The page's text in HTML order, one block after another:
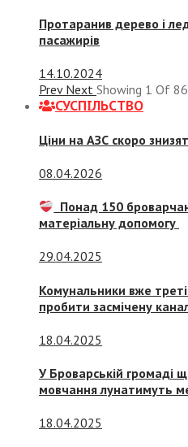
Протаранив дерево і
пасажирів
14.10.2024
Prev Next Showing 1 Of 86
СУСПIЛЬСТВО
Ціни на АЗС скоро
08.04.2026
Понад 150
матеріальну допомогу
29.04.2025
Комунальники вже
пробити засмічену
18.04.2025
У Броварській громаді
мовчання лунатимуть
18.04.2025